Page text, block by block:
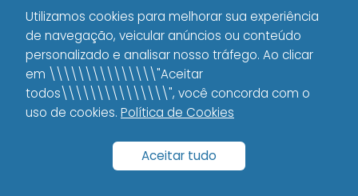
Verdade: Nem sempre. Como
todas as receitas, as horas extras
entram na base de cálculo do
imposto, o que pode empurrar
parte do seu rendimento para uma
depende do valor total e das
deduções aplicáveis.
Utilizamos cookies para melhorar sua experiência
de navegação, veicular anúncios ou conteúdo
personalizado e analisar nosso tráfego. Ao clicar
em \\\\\\\\\\\\\\\"Aceitar
todos\\\\\\\\\\\\\\\", você concorda com o
uso de cookies. Política de Cookies
Aceitar tudo